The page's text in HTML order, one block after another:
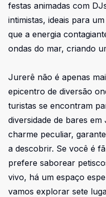
festas animadas com
intimistas, ideais para
que a energia
ondas do mar, criando
Jurerê não é apenas
epicentro de diversão
turistas se encontram
diversidade de bares
charme peculiar,
a descobrir. Se você é
prefere saborear
vivo, há um espaço
vamos explorar sete